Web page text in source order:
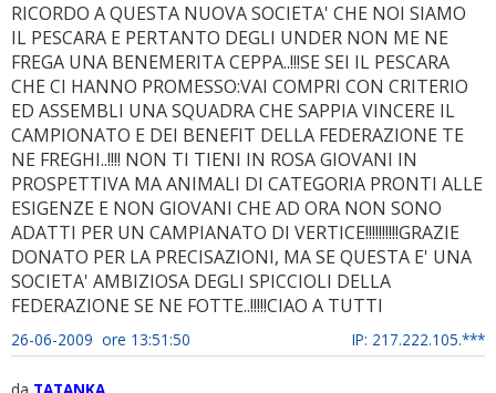
RICORDO A QUESTA NUOVA SOCIETA' CHE NOI SIAMO
IL PESCARA E PERTANTO DEGLI UNDER NON ME NE
FREGA UNA BENEMERITA CEPPA..!!!SE SEI IL PESCARA
CHE CI HANNO PROMESSO:VAI COMPRI CON CRITERIO
ED ASSEMBLI UNA SQUADRA CHE SAPPIA VINCERE IL
CAMPIONATO E DEI BENEFIT DELLA FEDERAZIONE TE
NE FREGHI..!!!! NON TI TIENI IN ROSA GIOVANI IN
PROSPETTIVA MA ANIMALI DI CATEGORIA PRONTI ALLE
ESIGENZE E NON GIOVANI CHE AD ORA NON SONO
ADATTI PER UN CAMPIANATO DI VERTICE!!!!!!!!!!GRAZIE
DONATO PER LA PRECISAZIONI, MA SE QUESTA E' UNA
SOCIETA' AMBIZIOSA DEGLI SPICCIOLI DELLA
FEDERAZIONE SE NE FOTTE..!!!!!CIAO A TUTTI
26-06-2009 ore 13:51:50 IP: 217.222.105.***